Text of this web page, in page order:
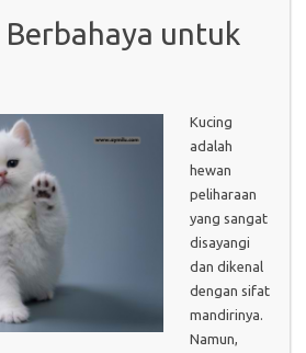
Berbahaya untuk
Kucing
adalah
hewan
peliharaan
yang sangat
disayangi
dan dikenal
dengan sifat
mandirinya.
Namun,